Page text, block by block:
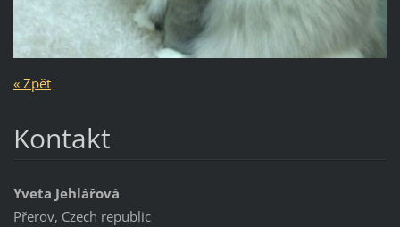
« Zpět
Kontakt
Yveta Jehlářová
Přerov, Czech republic